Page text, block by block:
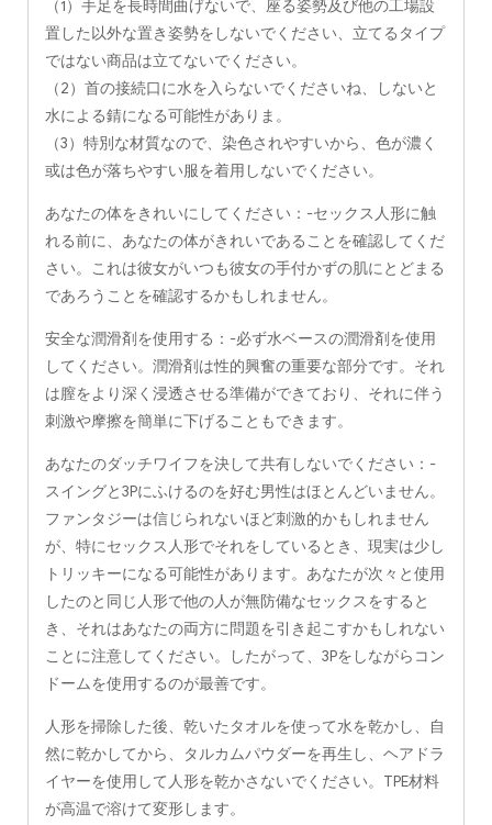
（1）手足を長時間曲げないで、座る姿勢及び他の工場設
置した以外な置き姿勢をしないでください、立てるタイプ
ではない商品は立てないでください。
（2）首の接続口に水を入らないでくださいね、しないと
水による錆になる可能性がありま。
（3）特別な材質なので、染色されやすいから、色が濃く
或は色が落ちやすい服を着用しないでください。
あなたの体をきれいにしてください：-セックス人形に触
れる前に、あなたの体がきれいであることを確認してくだ
さい。これは彼女がいつも彼女の手付かずの肌にとどまる
であろうことを確認するかもしれません。
安全な潤滑剤を使用する：-必ず水ベースの潤滑剤を使用
してください。潤滑剤は性的興奮の重要な部分です。それ
は膣をより深く浸透させる準備ができており、それに伴う
刺激や摩擦を簡単に下げることもできます。
あなたのダッチワイフを決して共有しないでください：-
スイングと3Pにふけるのを好む男性はほとんどいません。
ファンタジーは信じられないほど刺激的かもしれません
が、特にセックス人形でそれをしているとき、現実は少し
トリッキーになる可能性があります。あなたが次々と使用
したのと同じ人形で他の人が無防備なセックスをすると
き、それはあなたの両方に問題を引き起こすかもしれない
ことに注意してください。したがって、3Pをしながらコン
ドームを使用するのが最善です。
人形を掃除した後、乾いたタオルを使って水を乾かし、自
然に乾かしてから、タルカムパウダーを再生し、ヘアドラ
イヤーを使用して人形を乾かさないでください。TPE材料
が高温で溶けて変形します。